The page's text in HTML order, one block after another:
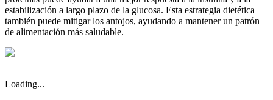
estabilización a largo plazo de la glucosa. Esta estrategia dietética
también puede mitigar los antojos, ayudando a mantener un patrón
de alimentación más saludable.
Loading...